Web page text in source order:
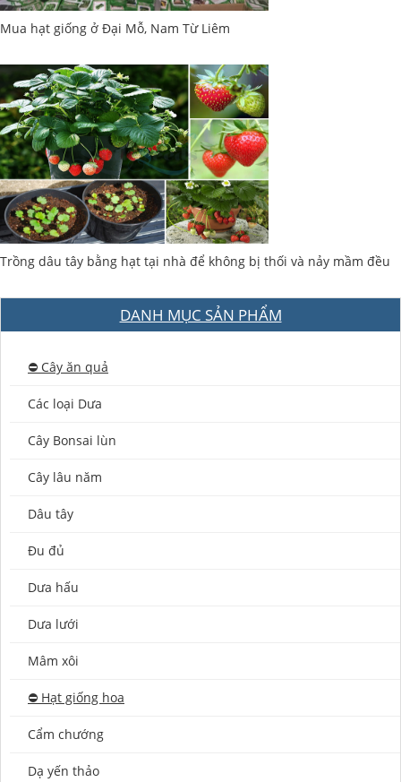
Mua hạt giống ở Đại Mỗ, Nam Từ Liêm
Trồng dâu tây bằng hạt tại nhà để không bị thối và nảy mầm đều
DANH MỤC SẢN PHẨM
⛔️ Cây ăn quả
Các loại Dưa
Cây Bonsai lùn
Cây lâu năm
Dâu tây
Đu đủ
Dưa hấu
Dưa lưới
Mâm xôi
⛔️ Hạt giống hoa
Cẩm chướng
Dạ yến thảo